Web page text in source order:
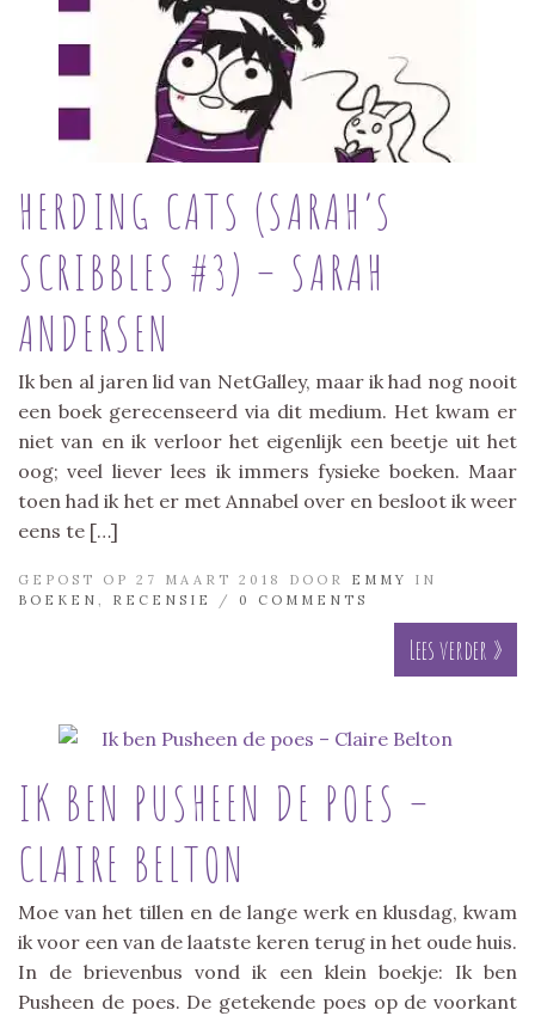
HERDING CATS (SARAH’S
SCRIBBLES #3) – SARAH
ANDERSEN
Ik ben al jaren lid van NetGalley, maar ik had nog nooit
een boek gerecenseerd via dit medium. Het kwam er
niet van en ik verloor het eigenlijk een beetje uit het
oog; veel liever lees ik immers fysieke boeken. Maar
toen had ik het er met Annabel over en besloot ik weer
eens te […]
GEPOST OP 27 MAART 2018 DOOR EMMY
IN
BOEKEN
RECENSIE / 0 COMMENTS
Lees verder »
IK BEN PUSHEEN DE POES –
CLAIRE BELTON
Moe van het tillen en de lange werk en klusdag, kwam
ik voor een van de laatste keren terug in het oude huis.
In de brievenbus vond ik een klein boekje: Ik ben
Pusheen de poes. De getekende poes op de voorkant